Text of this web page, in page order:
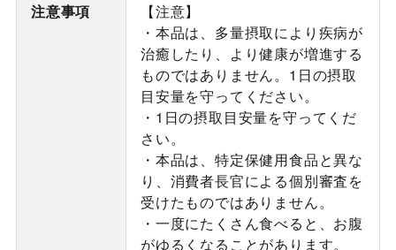
注意事項
【注意】
・本品は、多量摂取により疾病が
治癒したり、より健康が増進する
ものではありません。1日の摂取
目安量を守ってください。
・1日の摂取目安量を守ってくだ
さい。
・本品は、特定保健用食品と異な
り、消費者長官による個別審査を
受けたものではありません。
・一度にたくさん食べると、お腹
がゆるくなることがあります。